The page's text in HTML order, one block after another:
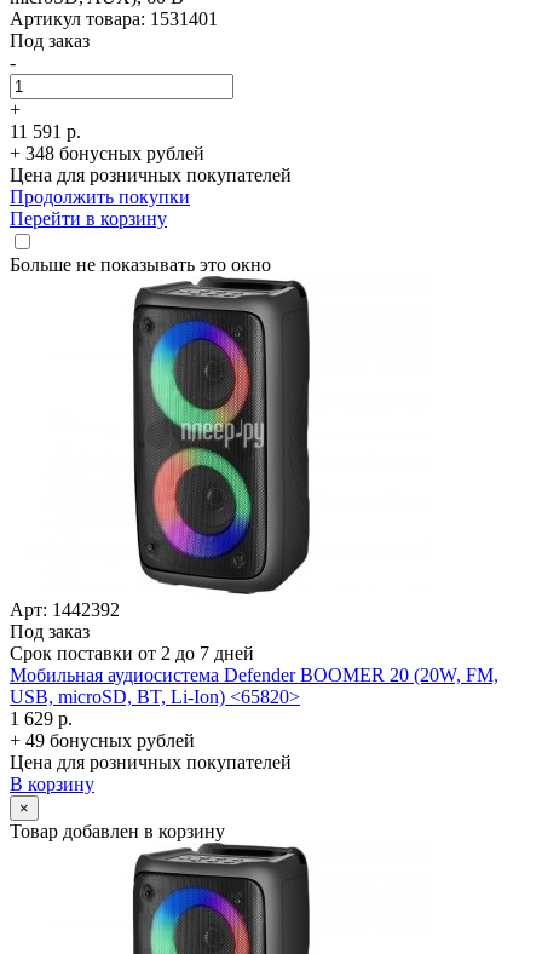
Артикул товара: 1531401
Под заказ
-
+
11 591 р.
+ 348 бонусных рублей
Цена для розничных покупателей
Продолжить покупки
Перейти в корзину
Больше не показывать это окно
Арт: 1442392
Под заказ
Срок поставки от 2 до 7 дней
Мобильная аудиосистема Defender BOOMER 20 (20W, FM,
USB, microSD, BT, Li-Ion) <65820>
1 629 р.
+ 49 бонусных рублей
Цена для розничных покупателей
В корзину
×
Товар добавлен в корзину